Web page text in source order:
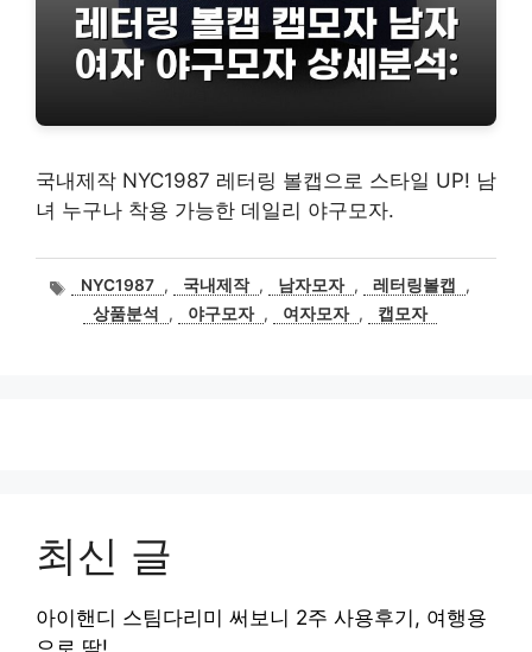
국내제작 NYC1987 레터링 볼캡으로 스타일 UP! 남
녀 누구나 착용 가능한 데일리 야구모자.
태NYC1987 , 국내제작 , 남자모자 , 레터링볼캡
,
상품분석
, 야구모자 , 여자모자 , 캡모자
최신 글
아이핸디 스팀다리미 써보니 2주 사용후기, 여행용